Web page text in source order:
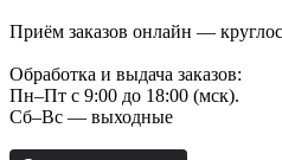
Приём заказов онлайн —
Обработка и выдача заказов:
Пн–Пт с 9:00 до 18:00 (мск).
Сб–Вс — выходные